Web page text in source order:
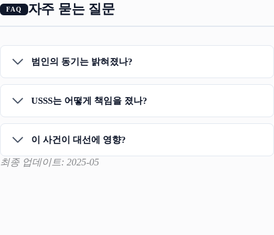
자주 묻는 질문
범인의 동기는 밝혀졌나?
USSS는 어떻게 책임을 졌나?
이 사건이 대선에 영향?
최종 업데이트: 2025-05